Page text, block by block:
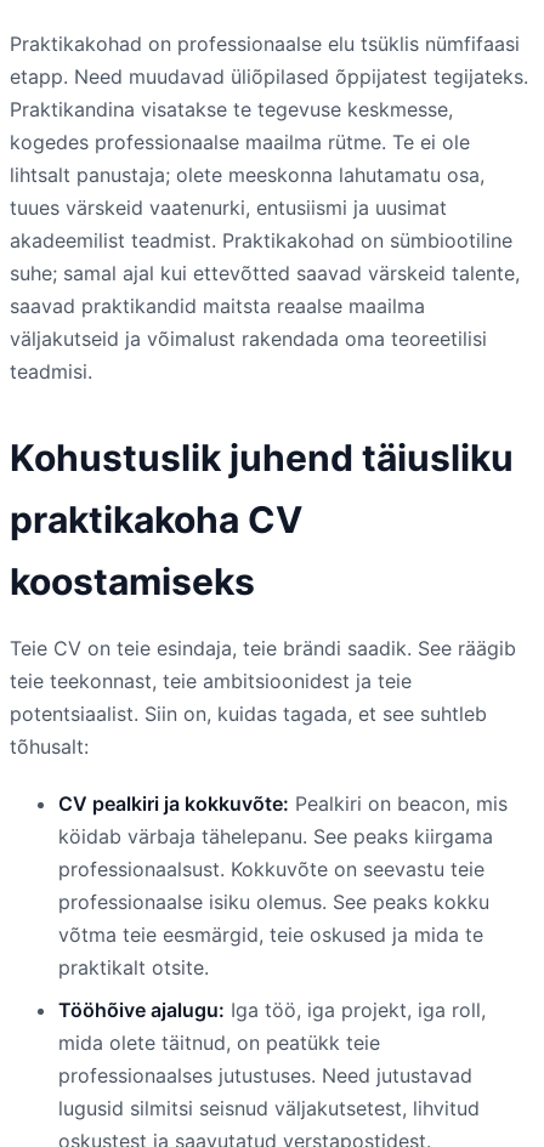
Praktikakohad on professionaalse elu tsüklis nümfifaasi
etapp. Need muudavad üliõpilased õppijatest tegijateks.
Praktikandina visatakse te tegevuse keskmesse,
kogedes professionaalse maailma rütme. Te ei ole
lihtsalt panustaja; olete meeskonna lahutamatu osa,
tuues värskeid vaatenurki, entusiismi ja uusimat
akadeemilist teadmist. Praktikakohad on sümbiootiline
suhe; samal ajal kui ettevõtted saavad värskeid talente,
saavad praktikandid maitsta reaalse maailma
väljakutseid ja võimalust rakendada oma teoreetilisi
teadmisi.
Kohustuslik juhend täiusliku
praktikakoha CV
koostamiseks
Teie CV on teie esindaja, teie brändi saadik. See räägib
teie teekonnast, teie ambitsioonidest ja teie
potentsiaalist. Siin on, kuidas tagada, et see suhtleb
tõhusalt:
CV pealkiri ja kokkuvõte: Pealkiri on beacon, mis
köidab värbaja tähelepanu. See peaks kiirgama
professionaalsust. Kokkuvõte on seevastu teie
professionaalse isiku olemus. See peaks kokku
võtma teie eesmärgid, teie oskused ja mida te
praktikalt otsite.
Tööhõive ajalugu: Iga töö, iga projekt, iga roll,
mida olete täitnud, on peatükk teie
professionaalses jutustuses. Need jutustavad
lugusid silmitsi seisnud väljakutsetest, lihvitud
oskustest ja saavutatud verstapostidest.